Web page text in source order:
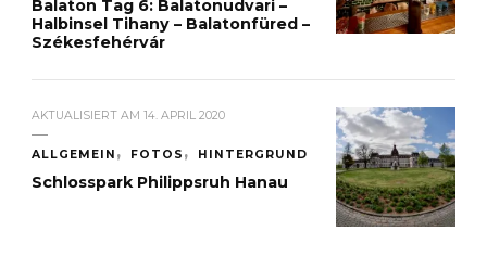
Balaton Tag 6: Balatonudvari –
Halbinsel Tihany – Balatonfüred –
Székesfehérvár
AKTUALISIERT AM 14. APRIL 2020
ALLGEMEIN FOTOS HINTERGRUND
Schlosspark Philippsruh Hanau